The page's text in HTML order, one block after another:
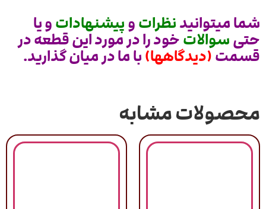
شما میتوانیدنظراتوپیشنهاداتو یا
حتیسوالاتخود را در مورد این قطعه در
قسمت(دیدگاهها)با ما در میان گذارید.
محصولات مشابه